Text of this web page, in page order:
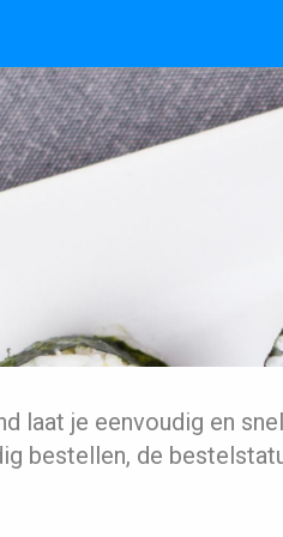
laat je eenvoudig en
bestellen, de